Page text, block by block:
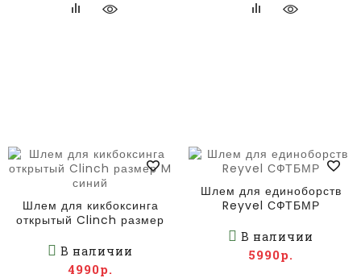
Шлем для кикбоксинга
открытый Clinch размер
В наличии
4990р.
Шлем для единоборств
Reyvel СФТБМР
В наличии
5990р.